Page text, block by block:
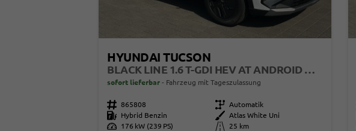
HYUNDAI TUCSON
BLACK LINE 1.6 T-GDI HEV AT ANDROID AUTO*NAVI*SHZ*KAMERA*2Z KLIMAAUTO*
sofort lieferbar Fahrzeug mit Tageszulassung
Fahrzeugnr. 865808 Getriebe Automatik
Kraftstoff
Hybrid Benzin Außenfarbe
Atlas White Uni
Leistung
176 kW (239 PS) Kilometerstand
25 km